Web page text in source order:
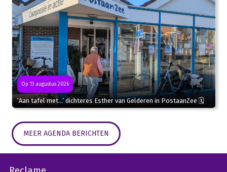
Op 13 augustus 2026
‘Aan tafel met…’ dichteres Esther van Gelderen in PostaanZee 🗓
MEER AGENDA BERICHTEN